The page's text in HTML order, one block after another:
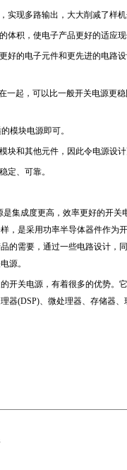
实现多路输出，大大削减了样机
积，使电子产品更好的适应现
好的电子元件和更先进的电路
一起，可以比一般开关电源更
模块电源即可。
和其他元件，因此令电源设计
定、可靠。
集成度更高，效率更好的开
，是采用功率半导体器件作为
的需要，通过一些电路设计，
源。
开关电源，有着很多的优势。
器(DSP)、微处理器、存储器